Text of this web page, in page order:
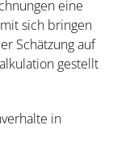
eine
sich bringen
Schätzung auf
gestellt
in